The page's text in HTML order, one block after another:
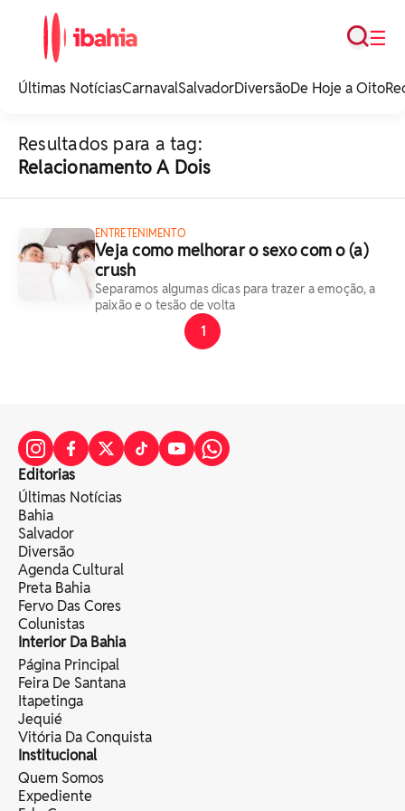
noticias e
☰
Busca
Últimas NotíciasCarnavalSalvadorDiversãoDe Hoje a Oito
Resultados para a tag:
Relacionamento A Dois
ENTRETENIMENTO
Veja como melhorar o sexo com o (a)
crush
Separamos algumas dicas para trazer a emoção, a
paixão e o tesão de volta
1
Editorias
Últimas Notícias
Bahia
Salvador
Diversão
Agenda Cultural
Preta Bahia
Fervo Das Cores
Colunistas
Interior Da Bahia
Página Principal
Feira De Santana
Itapetinga
Jequié
Vitória Da Conquista
Institucional
Quem Somos
Expediente